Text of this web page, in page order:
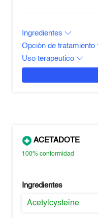
Ingredientes
Opción de tratamiento
Uso terapeutico
ACETADOTE
100%conformidad
Ingredientes
Acetylcysteine